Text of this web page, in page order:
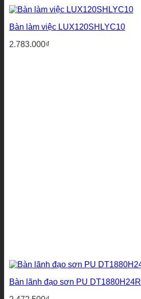
Bàn làm việc LUX120SHLYC10
2.783.000₫
Bàn lãnh đạo sơn PU DT1880H24R